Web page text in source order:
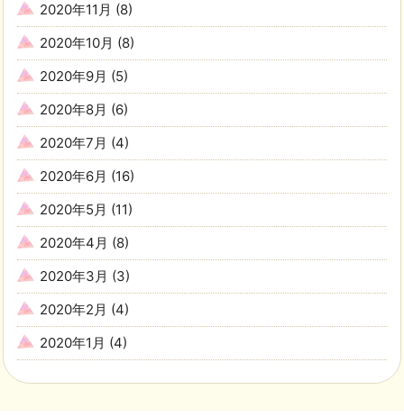
2020年11月 (8)
2020年10月 (8)
2020年9月 (5)
2020年8月 (6)
2020年7月 (4)
2020年6月 (16)
2020年5月 (11)
2020年4月 (8)
2020年3月 (3)
2020年2月 (4)
2020年1月 (4)